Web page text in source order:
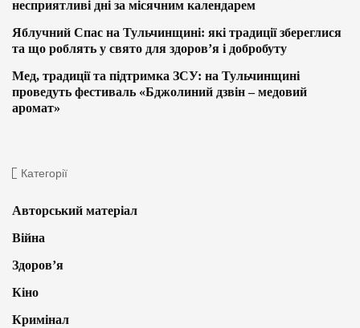
несприятливі дні за місячним календарем
Яблучний Спас на Тульчинщині: які традиції збереглися
та що роблять у свято для здоров’я і добробуту
Мед, традиції та підтримка ЗСУ: на Тульчинщині
проведуть фестиваль «Бджолиний дзвін – медовий
аромат»
Категорії
Авторський матеріал
Війна
Здоров’я
Кіно
Кримінал